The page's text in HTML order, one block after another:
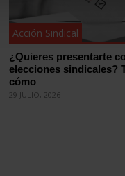
Acción Sindical
¿Quieres presentarte
elecciones sindicales?
cómo
29 JULIO, 2026